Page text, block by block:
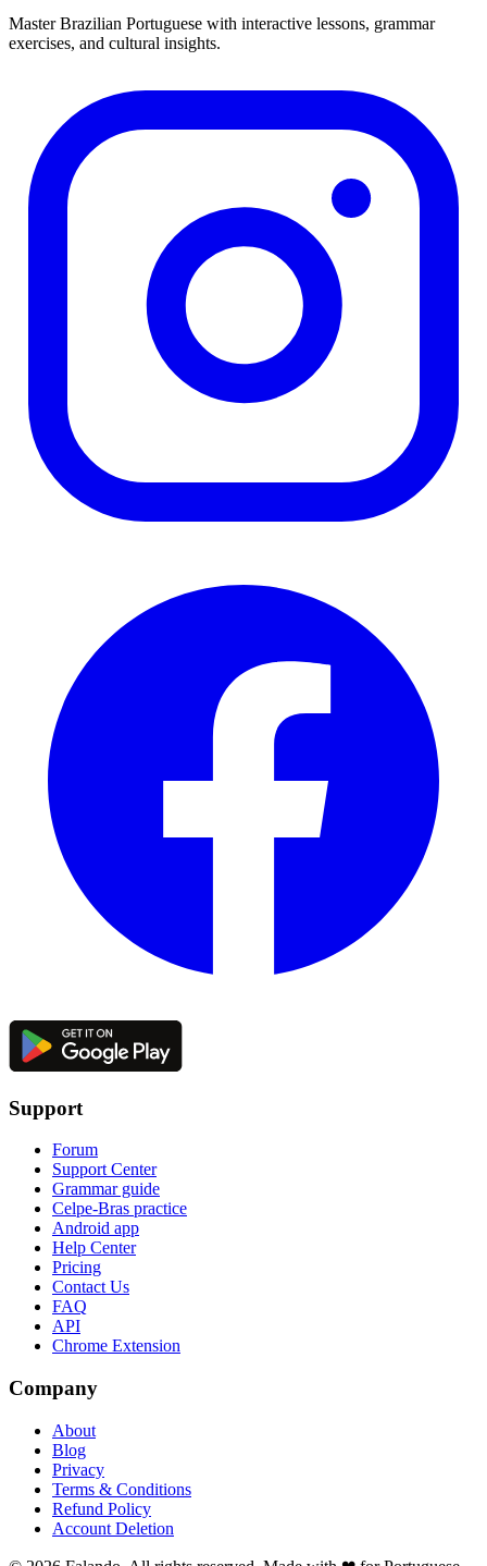
Master Brazilian Portuguese with interactive lessons, grammar
exercises, and cultural insights.
Support
Forum
Support Center
Grammar guide
Celpe-Bras practice
Android app
Help Center
Pricing
Contact Us
FAQ
API
Chrome Extension
Company
About
Blog
Privacy
Terms & Conditions
Refund Policy
Account Deletion